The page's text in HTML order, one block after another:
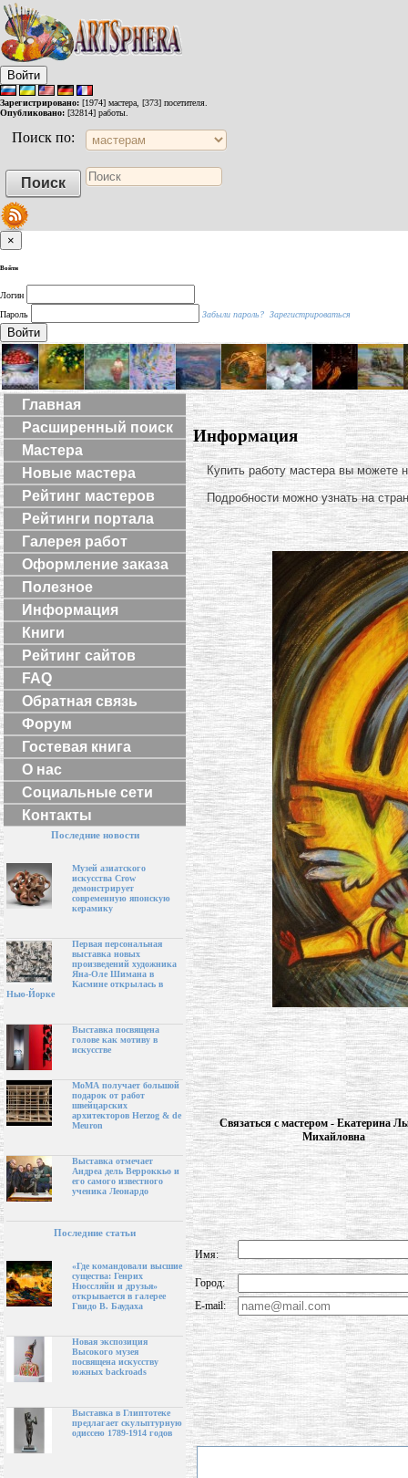
Войти
Зарегистрировано: [1974] мастера, [373] посетителя.
Опубликовано: [32814] работы.
Поиск по:
×
Войти
Логин
Пароль
Забыли пароль? Зарегистрироваться
Войти
Главная
Расширенный поиск
Мастера
Новые мастера
Рейтинг мастеров
Рейтинги портала
Галерея работ
Оформление заказа
Полезное
Информация
Книги
Рейтинг сайтов
FAQ
Обратная связь
Форум
Гостевая книга
О нас
Социальные сети
Контакты
Последние новости
Музей азиатского
искусства Crow
демонстрирует
современную японскую
керамику
Первая персональная
выставка новых
произведений художника
Яна-Оле Шимана в
Касмине открылась в
Нью-Йорке
Выставка посвящена
голове как мотиву в
искусстве
МоМА получает большой
подарок от работ
швейцарских
архитекторов Herzog & de
Meuron
Выставка отмечает
Андреа дель Верроккьо и
его самого известного
ученика Леонардо
Последние статьи
«Где командовали высшие
существа: Генрих
Нюссляйн и друзья»
открывается в галерее
Гвидо В. Баудаха
Новая экспозиция
Высокого музея
посвящена искусству
южных backroads
Выставка в Глиптотеке
предлагает скульптурную
одиссею 1789-1914 годов
Информация
Купить работу мастера вы можете
Подробности можно узнать на
Связаться с мастером - Екатерина
Михайловна
Имя:
Город:
E-mail: